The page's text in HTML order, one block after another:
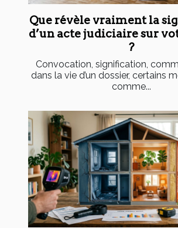
Que révèle vraiment la
d’un acte judiciaire sur
?
Convocation, signification,
dans la vie d’un dossier, certains
comme...